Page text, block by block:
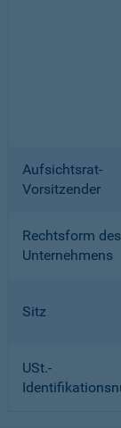
Aufsichtsrat-
Vorsitzender
Rechtsform des
Unternehmens
Sitz
USt.-